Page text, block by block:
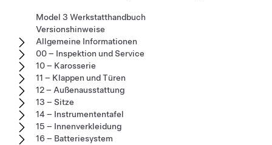
Model 3 Werkstatthandbuch
Versionshinweise
Allgemeine Informationen
00 – Inspektion und Service
10 – Karosserie
11 – Klappen und Türen
12 – Außenausstattung
13 – Sitze
14 – Instrumententafel
15 – Innenverkleidung
16 – Batteriesystem